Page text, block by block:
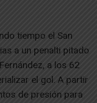
tiempo el San
a un penalti pitado
a los 62
el gol. A partir
de presión para